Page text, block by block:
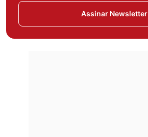
Assinar Newsletter